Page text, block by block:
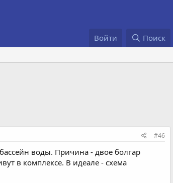
Войти Поиск
#46
воды. Причина - двое болгар
в комплексе. В идеале - схема